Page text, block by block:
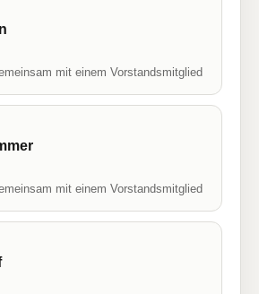
mit einem Vorstandsmitglied
mit einem Vorstandsmitglied